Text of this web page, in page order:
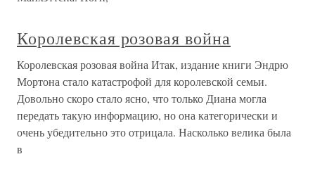
Королевская розовая война
Королевская розовая война Итак, издание книги Эндрю
Мортона стало катастрофой для королевской семьи.
Довольно скоро стало ясно, что только Диана могла
передать такую информацию, но она категорически и
очень убедительно это отрицала. Насколько велика была
в